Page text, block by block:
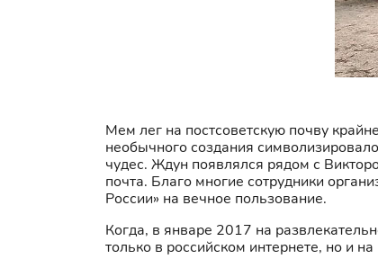
Мем лег на постсоветскую почву
необычного создания
чудес. Ждун появлялся рядом с
почта. Благо многие сотрудники
России» на вечное пользование.
Когда, в январе 2017 на
только в российском интернете, но и